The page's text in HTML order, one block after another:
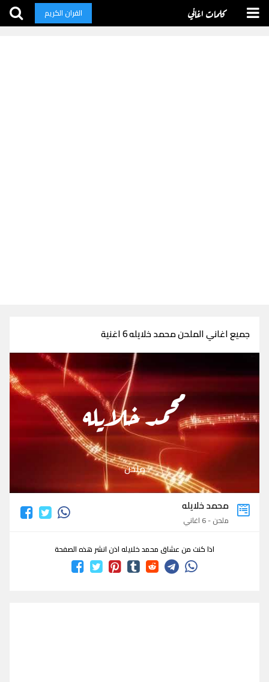
كلمات اغاني القران الكريم
جميع اغاني الملحن محمد خلايله 6 اغنية
محمد خلايله
ملحن
محمد خلايله
ملحن - 6 اغاني
اذا كنت من عشاق محمد خلايله اذن انشر هذه الصفحة